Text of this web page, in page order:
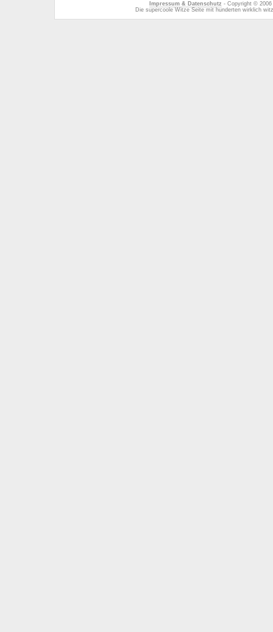
Impressum & Datenschutz - Copyright ©
Die supercoole Witze Seite mit hunderten wirklich